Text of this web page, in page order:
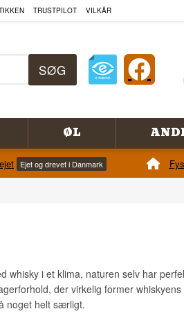
TRUSTPILOT VILKÅR
ØL
Ejet og drevet i Danmark
i et klima, naturen selv har
der virkelig former
noget helt særligt.